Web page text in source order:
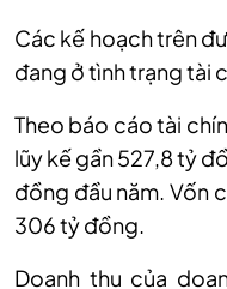
Các kế hoạch trên
đang ở tình trạng tài
Theo báo cáo tài
lũy kế gần 527,8 tỷ
đồng đầu năm. Vốn
306 tỷ đồng.
Doanh thu của